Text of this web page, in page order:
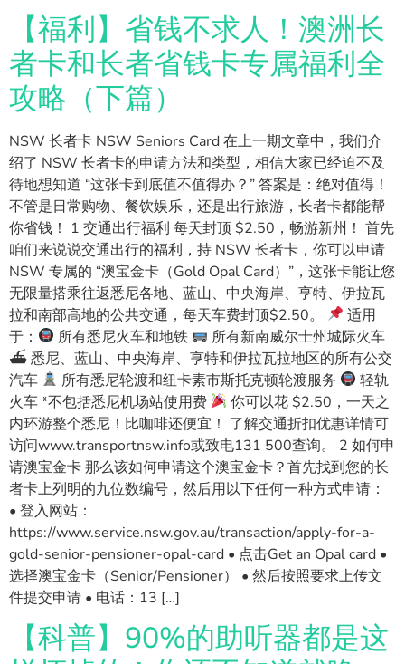
【福利】省钱不求人！澳洲长
者卡和长者省钱卡专属福利全
攻略（下篇）
NSW 长者卡 NSW Seniors Card 在上一期文章中，我们介
绍了 NSW 长者卡的申请方法和类型，相信大家已经迫不及
待地想知道 “这张卡到底值不值得办？” 答案是：绝对值得！
不管是日常购物、餐饮娱乐，还是出行旅游，长者卡都能帮
你省钱！ 1 交通出行福利 每天封顶 $2.50，畅游新州！ 首先
咱们来说说交通出行的福利，持 NSW 长者卡，你可以申请
NSW 专属的 “澳宝金卡（Gold Opal Card）”，这张卡能让您
无限量搭乘往返悉尼各地、蓝山、中央海岸、亨特、伊拉瓦
拉和南部高地的公共交通，每天车费封顶$2.50。
适用
于：
所有悉尼火车和地铁
所有新南威尔士州城际火车
⛴ 悉尼、蓝山、中央海岸、亨特和伊拉瓦拉地区的所有公交
汽车
所有悉尼轮渡和纽卡素市斯托克顿轮渡服务
轻轨
火车 *不包括悉尼机场站使用费
你可以花 $2.50，一天之
内环游整个悉尼！比咖啡还便宜！ 了解交通折扣优惠详情可
访问www.transportnsw.info或致电131 500查询。 2 如何申
请澳宝金卡 那么该如何申请这个澳宝金卡？首先找到您的长
者卡上列明的九位数编号，然后用以下任何一种方式申请：
• 登入网站：
https://www.service.nsw.gov.au/transaction/apply-for-a-
gold-senior-pensioner-opal-card • 点击Get an Opal card •
选择澳宝金卡（Senior/Pensioner） • 然后按照要求上传文
件提交申请 • 电话：13 […]
【科普】90%的助听器都是这